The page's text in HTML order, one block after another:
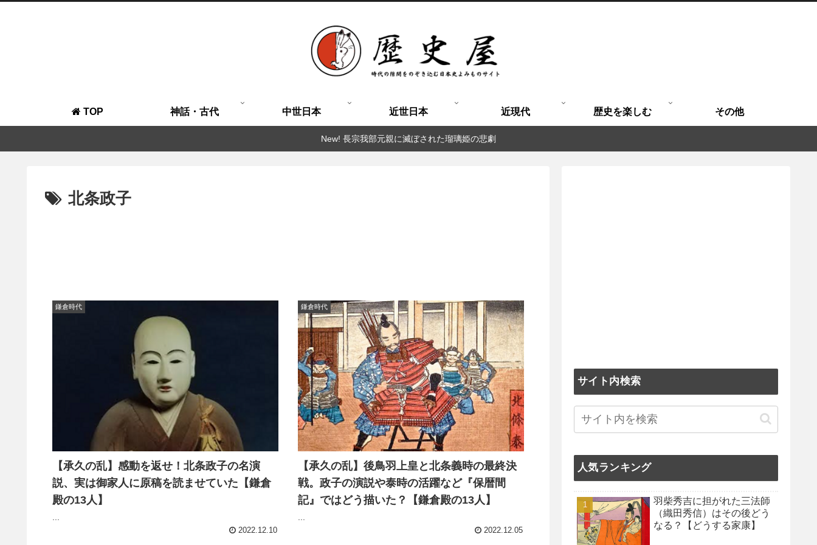
TOP 神話・古代 中世日本 近世日本 近現代 歴史を楽しむ その他
New! 長宗我部元親に滅ぼされた瑠璃姫の悲劇
北条政子
鎌倉時代
【承久の乱】感動を返せ！北条政子の名演
説、実は御家人に原稿を読ませていた【鎌倉
殿の13人】
2022.12.10
鎌倉時代
【承久の乱】後鳥羽上皇と北条義時の最終決
戦。政子の演説や泰時の活躍など『保暦間
記』ではどう描いた？【鎌倉殿の13人】
2022.12.05
サイト内検索
人気ランキング
羽柴秀吉に担がれた三法師
（織田秀信）はその後どう
なる？【どうする家康】